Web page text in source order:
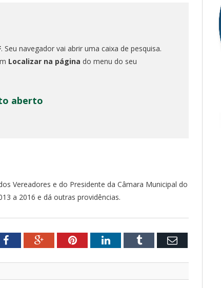
. Seu navegador vai abrir uma caixa de pesquisa.
Localizar na página do menu do seu
aberto
Vereadores e do Presidente da Câmara Municipal do
a 2016 e dá outras providências.
FacebookGoogle+PinterestLinkedInTumblr Email